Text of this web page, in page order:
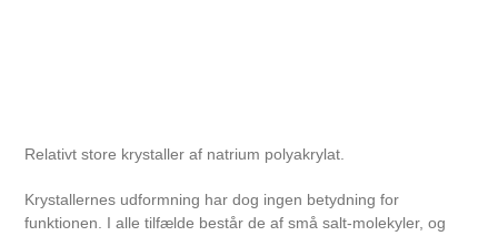
Relativt store krystaller af natrium polyakrylat.
Krystallernes udformning har dog ingen betydning for
funktionen. I alle tilfælde består de af små salt-molekyler, og